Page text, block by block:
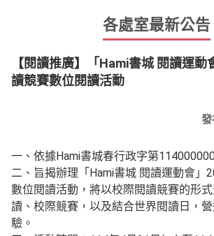
各處室最新公告
【閱讀推廣】「Hami書城 閱讀運動
讀競賽數位閱讀活動
發
一、依據Hami書城春行政字第
二、旨揭辦理「Hami書城 閱讀運動會」
數位閱讀活動，將以校際閱讀競賽的形
讀、校際競賽，以及結合世界閱讀日，
驗。